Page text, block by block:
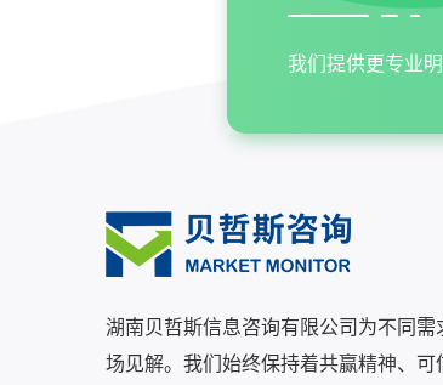
我们提供更专业
湖南贝哲斯信息咨询有限公司为不同
场见解。我们始终保持着共赢精神、